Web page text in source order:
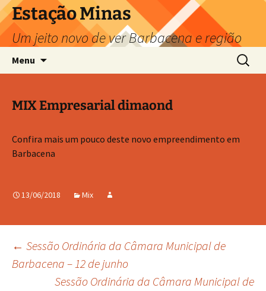
Pular
para
o
conteúdo
Estação Minas
Um jeito novo de ver Barbacena e região
Menu
por:
MIX Empresarial dimaond
Confira mais um pouco deste novo empreendimento em
Barbacena
13/06/2018 Mix
Navegação
← Sessão Ordinária da Câmara Municipal de
Barbacena – 12 de junho
Sessão Ordinária da Câmara Municipal de